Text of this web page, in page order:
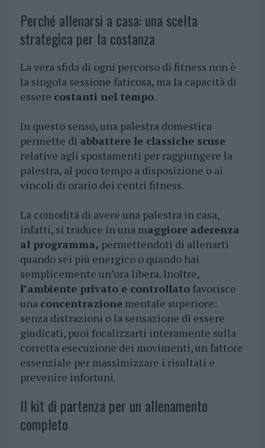
Perché allenarsi a casa: una scelta
strategica per la costanza
La vera sfida di ogni percorso di fitness non è
la singola sessione faticosa, ma la capacità di
essere costanti nel tempo.
In questo senso, una palestra domestica
permette di abbattere le classiche scuse
relative agli spostamenti per raggiungere la
palestra, al poco tempo a disposizione o ai
vincoli di orario dei centri fitness.
La comodità di avere una palestra in casa,
infatti, si traduce in una maggiore aderenza
al programma, permettendoti di allenarti
quando sei più energico o quando hai
semplicemente un’ora libera. Inoltre,
l’ambiente privato e controllatofavorisce
una concentrazionementale superiore:
senza distrazioni o la sensazione di essere
giudicati, puoi focalizzarti interamente sulla
corretta esecuzione dei movimenti, un fattore
essenziale per massimizzare i risultati e
prevenire infortuni.
Il kit di partenza per un allenamento
completo